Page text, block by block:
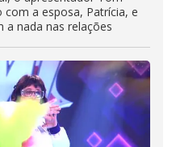
com a esposa, Patrícia, e
a nada nas relações